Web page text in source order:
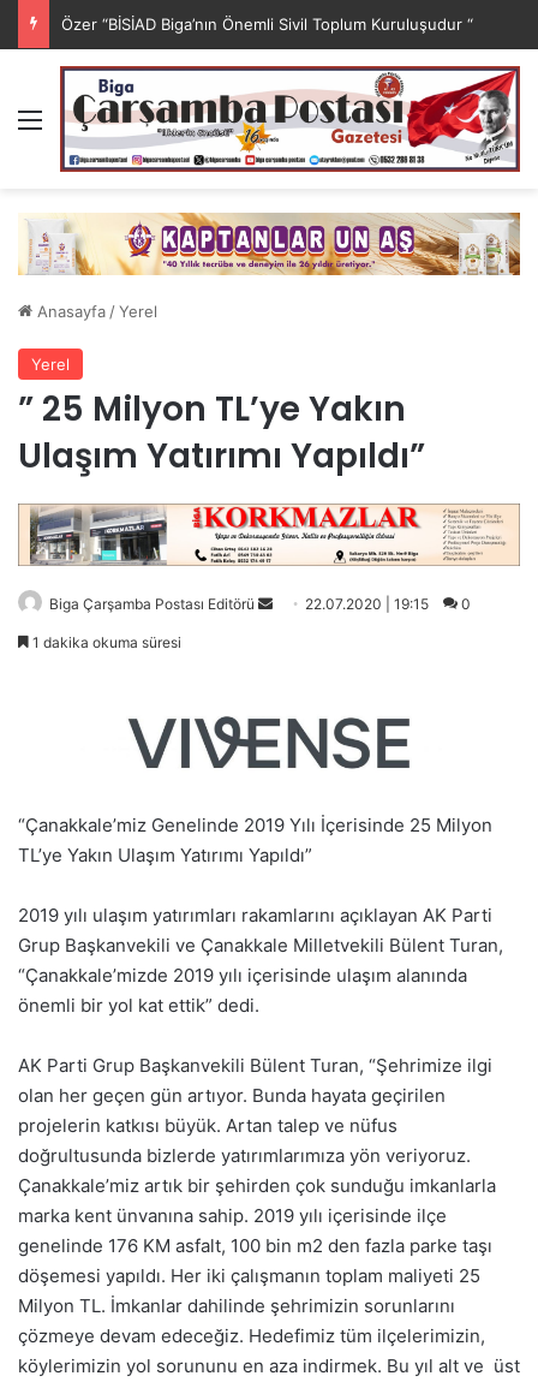
Özer “BİSİAD Biga’nın Önemli Sivil Toplum Kuruluşudur “
Menü
Anasayfa /Yerel
Yerel
” 25 Milyon TL’ye Yakın
Ulaşım Yatırımı Yapıldı”
Biga Çarşamba Postası Editörü
Bir
22.07.2020 | 19:15 0
1 dakika okuma süresi
“Çanakkale’miz Genelinde 2019 Yılı İçerisinde 25 Milyon
TL’ye Yakın Ulaşım Yatırımı Yapıldı”
2019 yılı ulaşım yatırımları rakamlarını açıklayan AK Parti
Grup Başkanvekili ve Çanakkale Milletvekili Bülent Turan,
“Çanakkale’mizde 2019 yılı içerisinde ulaşım alanında
önemli bir yol kat ettik” dedi.
AK Parti Grup Başkanvekili Bülent Turan, “Şehrimize ilgi
olan her geçen gün artıyor. Bunda hayata geçirilen
projelerin katkısı büyük. Artan talep ve nüfus
doğrultusunda bizlerde yatırımlarımıza yön veriyoruz.
Çanakkale’miz artık bir şehirden çok sunduğu imkanlarla
marka kent ünvanına sahip. 2019 yılı içerisinde ilçe
genelinde 176 KM asfalt, 100 bin m2 den fazla parke taşı
döşemesi yapıldı. Her iki çalışmanın toplam maliyeti 25
Milyon TL. İmkanlar dahilinde şehrimizin sorunlarını
çözmeye devam edeceğiz. Hedefimiz tüm ilçelerimizin,
köylerimizin yol sorununu en aza indirmek. Bu yıl alt ve üst